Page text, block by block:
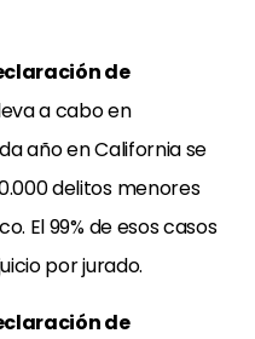
de
a cabo en
año en California se
delitos menores
El 99% de esos casos
por jurado.
de